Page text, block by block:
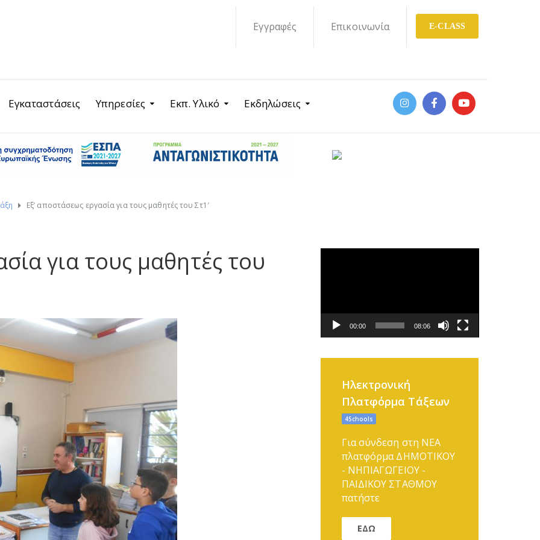
E-CLASS
Εγγραφές Επικοινωνία
Εγκαταστάσεις Υπηρεσίες Εκπ. Υλικό Εκδηλώσεις
Εξ’ αποστάσεως εργασία για τους μαθητές του Στ1′
για τους μαθητές του
00:00 08:06
Ηλεκτρονική
Πλατφόρμα Τάξεων
4Schools
Για σύνδεση στη ΝΕΑ
πλατφόρμα ΔΗΜΟΤΙΚΟΥ
- ΝΗΠΙΑΓΩΓΕΙΟΥ -
ΠΑΙΔΙΚΟΥ ΣΤΑΘΜΟΥ
πατήστε
ΕΔΩ